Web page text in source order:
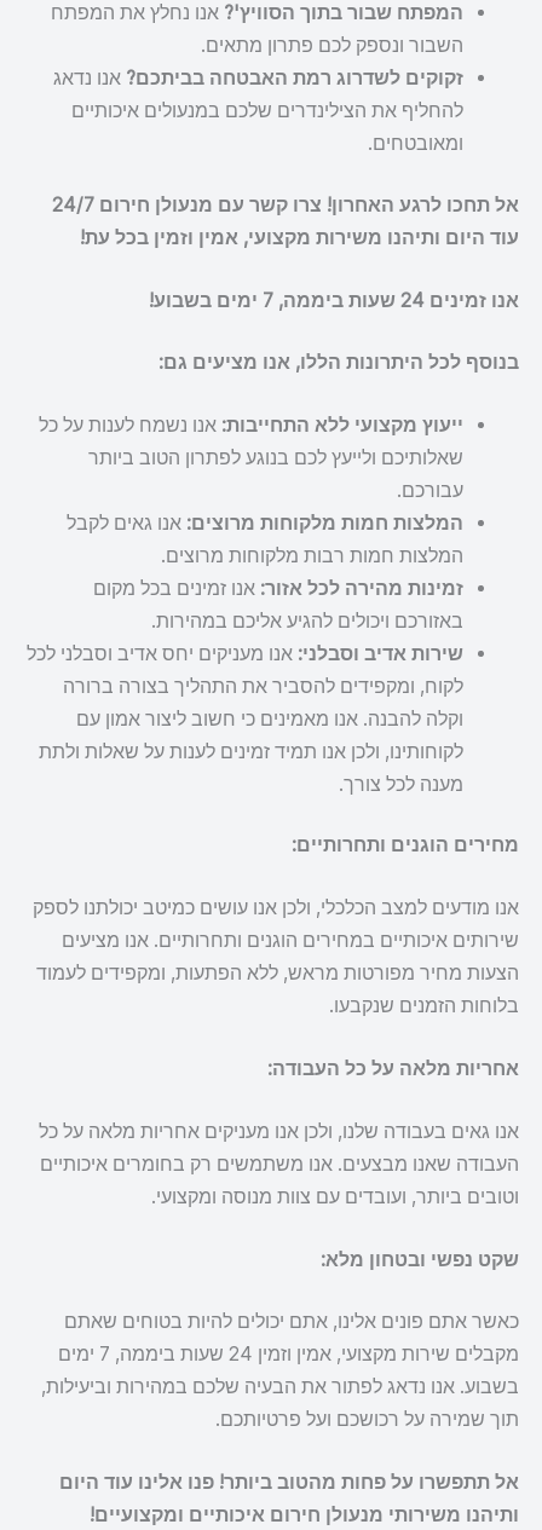
המפתח שבור בתוך הסוויץ'? אנו נחלץ את המפתח
השבור ונספק לכם פתרון מתאים.
זקוקים לשדרוג רמת האבטחה בביתכם? אנו נדאג
להחליף את הצילינדרים שלכם במנעולים איכותיים
ומאובטחים.
אל תחכו לרגע האחרון! צרו קשר עם מנעולן חירום 24/7
עוד היום ותיהנו משירות מקצועי, אמין וזמין בכל עת!
אנו זמינים 24 שעות ביממה, 7 ימים בשבוע!
בנוסף לכל היתרונות הללו, אנו מציעים גם:
ייעוץ מקצועי ללא התחייבות: אנו נשמח לענות על כל
שאלותיכם ולייעץ לכם בנוגע לפתרון הטוב ביותר
עבורכם.
המלצות חמות מלקוחות מרוצים: אנו גאים לקבל
המלצות חמות רבות מלקוחות מרוצים.
זמינות מהירה לכל אזור: אנו זמינים בכל מקום
באזורכם ויכולים להגיע אליכם במהירות.
שירות אדיב וסבלני: אנו מעניקים יחס אדיב וסבלני לכל
לקוח, ומקפידים להסביר את התהליך בצורה ברורה
וקלה להבנה. אנו מאמינים כי חשוב ליצור אמון עם
לקוחותינו, ולכן אנו תמיד זמינים לענות על שאלות ולתת
מענה לכל צורך.
מחירים הוגנים ותחרותיים:
אנו מודעים למצב הכלכלי, ולכן אנו עושים כמיטב יכולתנו לספק
שירותים איכותיים במחירים הוגנים ותחרותיים. אנו מציעים
הצעות מחיר מפורטות מראש, ללא הפתעות, ומקפידים לעמוד
בלוחות הזמנים שנקבעו.
אחריות מלאה על כל העבודה:
אנו גאים בעבודה שלנו, ולכן אנו מעניקים אחריות מלאה על כל
העבודה שאנו מבצעים. אנו משתמשים רק בחומרים איכותיים
וטובים ביותר, ועובדים עם צוות מנוסה ומקצועי.
שקט נפשי ובטחון מלא:
כאשר אתם פונים אלינו, אתם יכולים להיות בטוחים שאתם
מקבלים שירות מקצועי, אמין וזמין 24 שעות ביממה, 7 ימים
בשבוע. אנו נדאג לפתור את הבעיה שלכם במהירות וביעילות,
תוך שמירה על רכושכם ועל פרטיותכם.
אל תתפשרו על פחות מהטוב ביותר! פנו אלינו עוד היום
ותיהנו משירותי מנעולן חירום איכותיים ומקצועיים!